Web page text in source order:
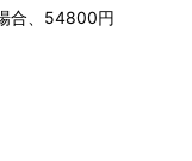
合、54800円